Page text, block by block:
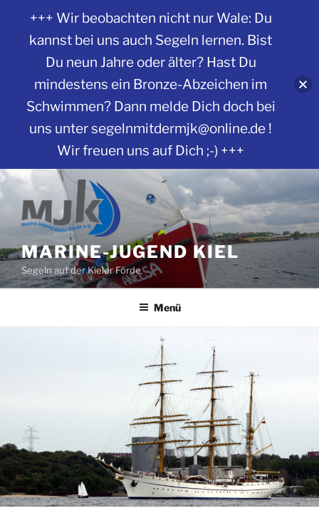
Zum
Inhalt
springen
MARINE-JUGEND KIEL
Segeln auf der Kieler Förde
Menü
+++ Wir beobachten nicht nur Wale: Du
kannst bei uns auch Segeln lernen. Bist
Du neun Jahre oder älter? Hast Du
mindestens ein Bronze-Abzeichen im
Schwimmen? Dann melde Dich doch bei
uns unter segelnmitdermjk@online.de !
Wir freuen uns auf Dich ;-) +++